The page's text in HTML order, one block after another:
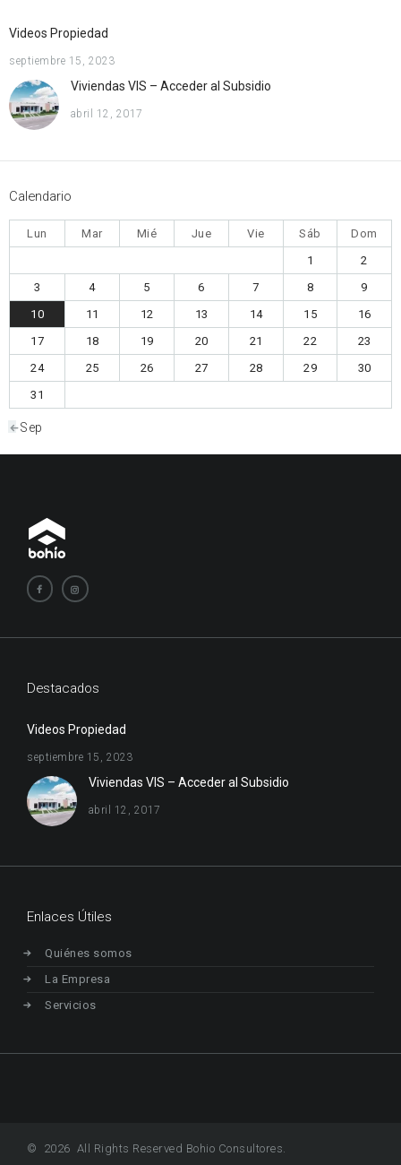
Videos Propiedad
septiembre 15, 2023
Viviendas VIS – Acceder al Subsidio
abril 12, 2017
Calendario
Lun Mar Mié Jue Vie Sáb
Dom
1
2
3
4 5 6 7 8
9
10
11 12 13 14 15
16
17
18 19 20 21 22
23
24
25 26 27 28 29
30
31
« Sep
Destacados
Videos Propiedad
septiembre 15, 2023
Viviendas VIS – Acceder al Subsidio
abril 12, 2017
Enlaces Útiles
Quiénes somos
La Empresa
Servicios
© 2026 All Rights Reserved Bohio Consultores.